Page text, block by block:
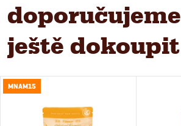
doporučujeme
ještě dokoupit
MNAM15